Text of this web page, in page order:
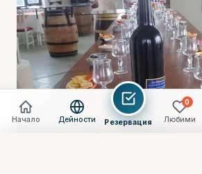
Начало Дейности Резервация
0
Любими